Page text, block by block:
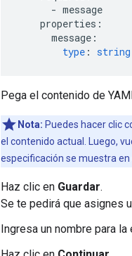
- message
properties :
message :
type : string
Pega el contenido de
Nota: Puedes hacer clic
el contenido actual. Luego,
especificación se muestra en
Haz clic en Guardar.
Se te pedirá que asignes
Ingresa un nombre para